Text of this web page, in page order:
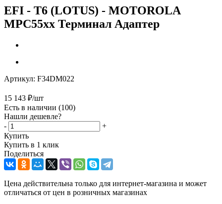
EFI - T6 (LOTUS) - MOTOROLA
MPC55xx Терминал Адаптер
Артикул: F34DM022
15 143 ₽/шт
Есть в наличии (100)
Нашли дешевле?
-
+
Купить
Купить в 1 клик
Поделиться
Цена действительна только для интернет-магазина и может
отличаться от цен в розничных магазинах